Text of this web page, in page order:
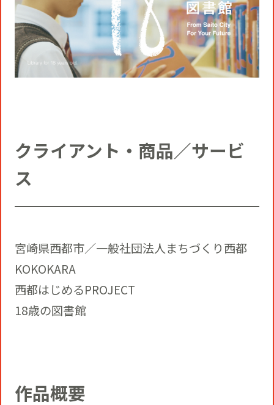
クライアント・商品／サービ
ス
宮崎県西都市／一般社団法人まちづくり西都
KOKOKARA
西都はじめるPROJECT
18歳の図書館
作品概要